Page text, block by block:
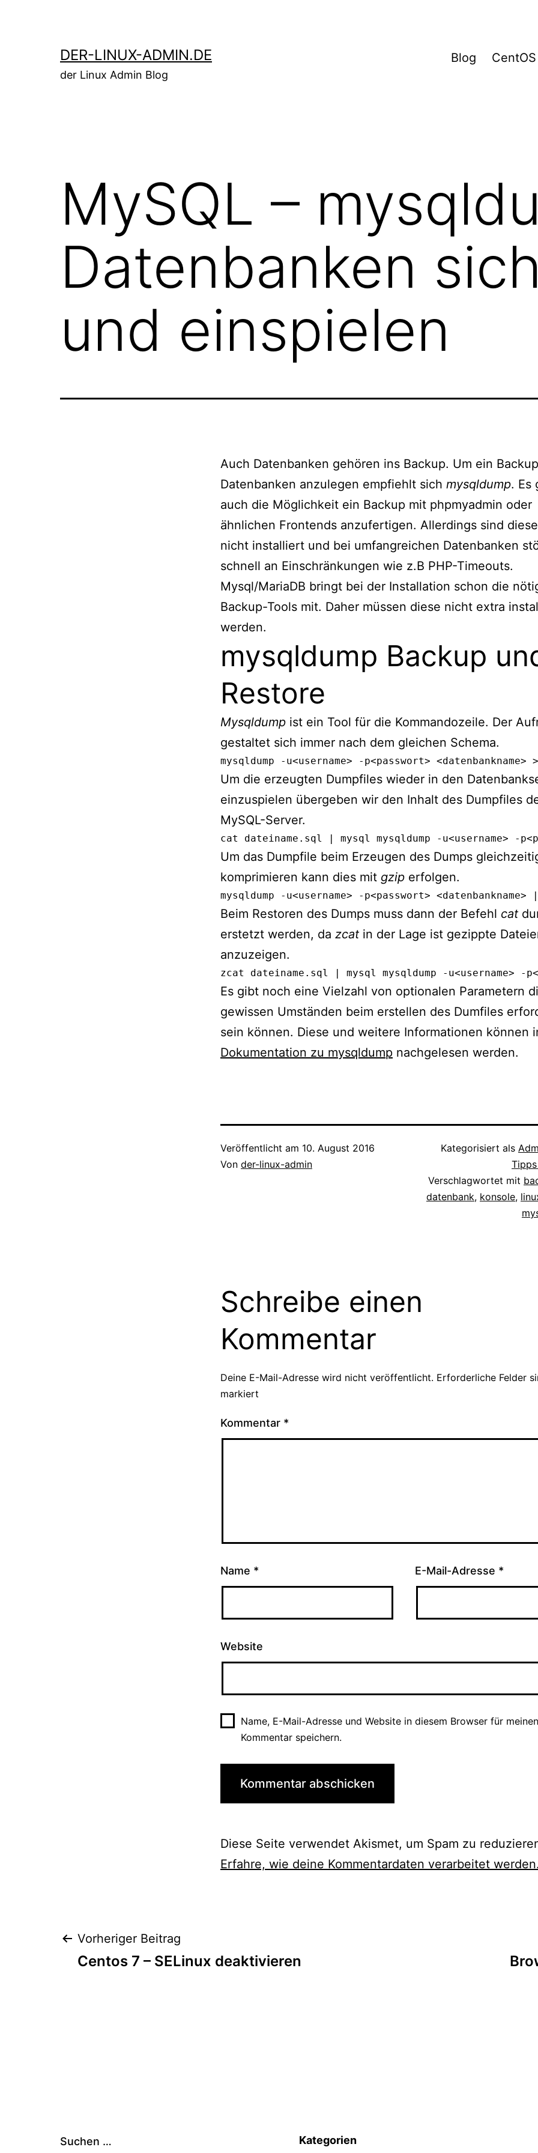
DER-LINUX-ADMIN.DE
der Linux Admin Blog
Blog CentOS
MySQL –
Datenbanken
und einspielen
Auch Datenbanken gehören ins Backup. Um ein
Datenbanken anzulegen empfiehlt sich mysqldump. Es
auch die Möglichkeit ein Backup mit phpmyadmin oder
ähnlichen Frontends anzufertigen. Allerdings sind
nicht installiert und bei umfangreichen Datenbanken
schnell an Einschränkungen wie z.B PHP-Timeouts.
Mysql/MariaDB bringt bei der Installation schon die
Backup-Tools mit. Daher müssen diese nicht extra
werden.
mysqldump Backup
Restore
Mysqldump ist ein Tool für die Kommandozeile. Der
gestaltet sich immer nach dem gleichen Schema.
mysqldump -u<username> -p<passwort> <datenbankname>
Um die erzeugten Dumpfiles wieder in den
einzuspielen übergeben wir den Inhalt des Dumpfiles
MySQL-Server.
cat dateiname.sql | mysql mysqldump -u<username> -
Um das Dumpfile beim Erzeugen des Dumps
komprimieren kann dies mit gzip erfolgen.
mysqldump -u<username> -p<passwort>
Beim Restoren des Dumps muss dann der Befehl cat
erstetzt werden, da zcat in der Lage ist gezippte
anzuzeigen.
zcat dateiname.sql | mysql mysqldump -u<username> -
Es gibt noch eine Vielzahl von optionalen Parametern
gewissen Umständen beim erstellen des Dumfiles
sein können. Diese und weitere Informationen können
Dokumentation zu mysqldump nachgelesen werden.
Veröffentlicht am 10. August 2016
Von der-linux-admin
Kategorisiert als
Verschlagwortet mit
datenbank, konsole,
Schreibe einen
Kommentar
Deine E-Mail-Adresse wird nicht veröffentlicht. Erforderliche Felder
markiert
Kommentar *
Name * E-Mail-Adresse *
Website
Name, E-Mail-Adresse und Website in diesem Browser für
Kommentar speichern.
Diese Seite verwendet Akismet, um Spam zu
Erfahre, wie deine Kommentardaten verarbeitet werden.
Beitragsnavigation
Vorheriger Beitrag
Centos 7 – SELinux de­ak­ti­vie­ren
Suchen … Kategorien